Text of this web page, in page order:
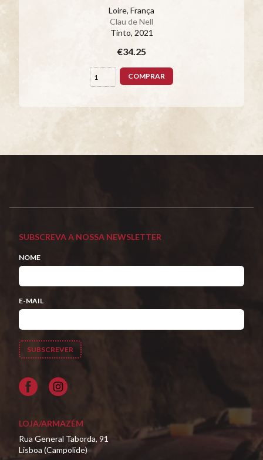
Loire, França
Clau de Nell
Tinto, 2021
€34.25
COMPRAR
SUBSCREVA A NOSSA NEWSLETTER
NOME
E-MAIL
Facebook
LOJA/ARMAZÉM
Rua General Taborda, 91
Lisboa (Campolide)